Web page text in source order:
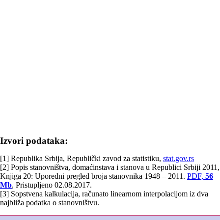
Izvori podataka:
[1] Republika Srbija, Republički zavod za statistiku, stat.gov.rs
[2] Popis stanovništva, domaćinstava i stanova u Republici Srbiji 2011,
Knjiga 20: Uporedni pregled broja stanovnika 1948 – 2011. PDF, 56
Mb, Pristupljeno 02.08.2017.
[3] Sopstvena kalkulacija, računato linearnom interpolacijom iz dva
najbliža podatka o stanovništvu.